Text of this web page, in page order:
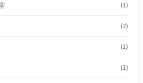
(1)
(2)
(1)
(1)